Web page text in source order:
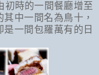
初時的一間餐廳增至
中一間名為鳥十，
一間包羅萬有的日